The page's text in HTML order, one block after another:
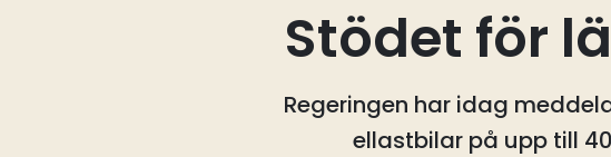
Stödet för
Regeringen har idag
ellastbilar på upp till